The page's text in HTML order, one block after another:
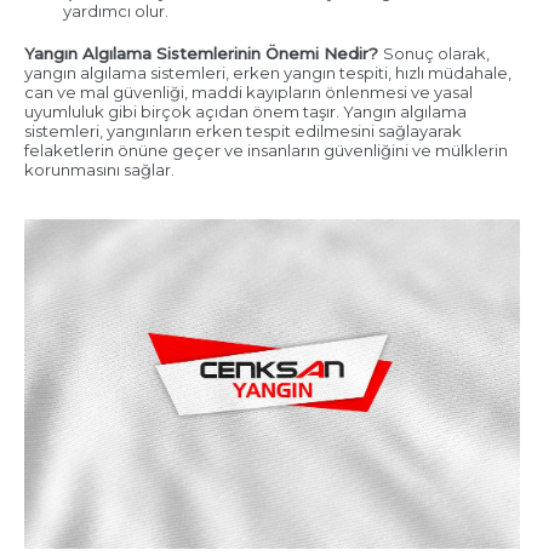
yardımcı olur.
Yangın Algılama Sistemlerinin Önemi Nedir? Sonuç olarak,
yangın algılama sistemleri, erken yangın tespiti, hızlı müdahale,
can ve mal güvenliği, maddi kayıpların önlenmesi ve yasal
uyumluluk gibi birçok açıdan önem taşır. Yangın algılama
sistemleri, yangınların erken tespit edilmesini sağlayarak
felaketlerin önüne geçer ve insanların güvenliğini ve mülklerin
korunmasını sağlar.